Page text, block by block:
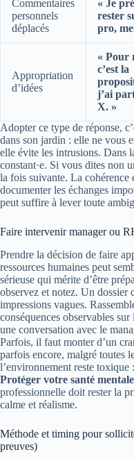
Commentaires
personnels
déplacés
« Je
rester
pro,
Appropriation
d’idées
« Pour
c’est la
j’ai
X. »
Adopter ce type de réponse,
dans son jardin : elle ne vous
elle évite les intrusions. Dans
constant·e. Si vous dites non
la fois suivante. La cohérence
documenter les échanges
peut suffire à lever toute
Faire intervenir manager ou
Prendre la décision de faire
ressources humaines peut
sérieuse qui mérite d’être
observez et notez. Un dossier
impressions vagues.
conséquences observables
une conversation avec le
Parfois, il faut monter d’un
parfois encore, malgré toutes
l’environnement reste
Protéger votre santé mentale
professionnelle doit rester la
calme et réalisme.
Méthode et timing pour
preuves)